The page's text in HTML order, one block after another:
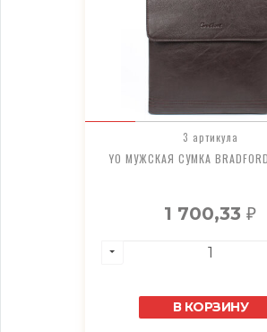
3 артикула
YO МУЖСКАЯ СУМКА
1 700,33₽
В КОРЗИНУ